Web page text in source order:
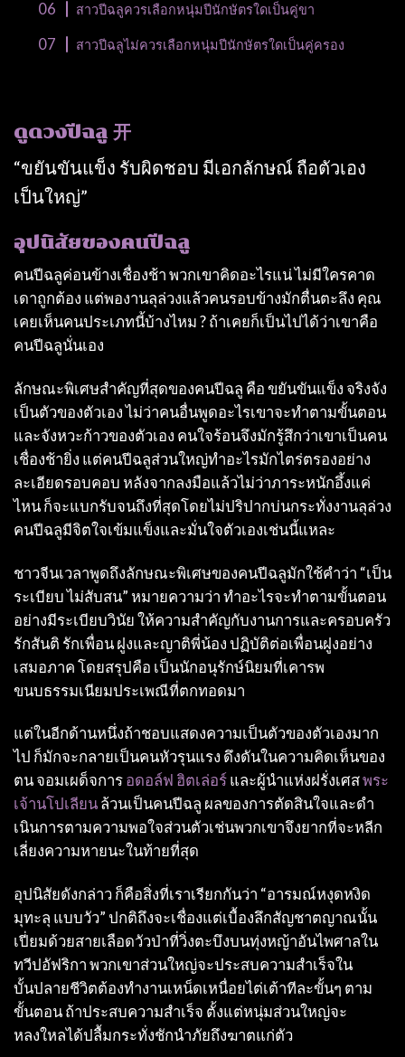
สาวปีฉลูควรเลือกหนุ่มปีนักษัตรใดเป็นคู่ขา
สาวปีฉลูไม่ควรเลือกหนุ่มปีนักษัตรใดเป็นคู่ครอง
ดูดวงปีฉลู 开
“ขยันขันแข็ง รับผิดชอบ มีเอกลักษณ์ ถือตัวเอง
เป็นใหญ่”
อุปนิสัยของคนปีฉลู
คนปีฉลูค่อนข้างเชื่องช้า พวกเขาคิดอะไรแน่ ไม่มีใครคาด
เดาถูกต้อง แต่พองานลุล่วงแล้วคนรอบข้างมักตื่นตะลึง คุณ
เคยเห็นคนประเภทนี้บ้างไหม ? ถ้าเคยก็เป็นไปได้ว่าเขาคือ
คนปีฉลูนั่นเอง
ลักษณะพิเศษสําคัญที่สุดของคนปีฉลู คือ ขยันขันแข็ง จริงจัง
เป็นตัวของตัวเอง ไม่ว่าคนอื่นพูดอะไรเขาจะทําตามขั้นตอน
และจังหวะก้าวของตัวเอง คนใจร้อนจึงมักรู้สึกว่าเขาเป็นคน
เชื่องช้ายิ่ง แต่คนปีฉลูส่วนใหญ่ทําอะไรมักไตร่ตรองอย่าง
ละเอียดรอบคอบ หลังจากลงมือแล้วไม่ว่าภาระหนักอึ้งแค่
ไหน ก็จะแบกรับจนถึงที่สุดโดยไม่ปริปากบ่นกระทั่งงานลุล่วง
คนปีฉลูมีจิตใจเข้มแข็งและมั่นใจตัวเองเช่นนี้แหละ
ชาวจีนเวลาพูดถึงลักษณะพิเศษของคนปีฉลูมักใช้คําว่า “เป็น
ระเบียบ ไม่สับสน” หมายความว่า ทําอะไรจะทําตามขั้นตอน
อย่างมีระเบียบวินัย ให้ความสําคัญกับงานการและครอบครัว
รักสันติ รักเพื่อน ฝูงและญาติพี่น้อง ปฏิบัติต่อเพื่อนฝูงอย่าง
เสมอภาค โดยสรุปคือ เป็นนักอนุรักษ์นิยมที่เคารพ
ขนบธรรมเนียมประเพณีที่ตกทอดมา
แต่ในอีกด้านหนึ่งถ้าชอบแสดงความเป็นตัวของตัวเองมาก
ไป ก็มักจะกลายเป็นคนหัวรุนแรง ดึงดันในความคิดเห็นของ
ตน จอมเผด็จการอดอล์ฟ ฮิตเล่อร์และผู้นำแห่งฝรั่งเศสพระ
เจ้านโปเลียนล้วนเป็นคนปีฉลู ผลของการตัดสินใจและดํา
เนินการตามความพอใจส่วนตัวเช่นพวกเขาจึงยากที่จะหลีก
เลี่ยงความหายนะในท้ายที่สุด
อุปนิสัยดังกล่าว ก็คือสิ่งที่เราเรียกกันว่า “อารมณ์หงุดหงิด
มุทะลุ แบบวัว” ปกติถึงจะเชื่องแต่เบื้องลึกสัญชาตญาณนั้น
เปี่ยมด้วยสายเลือดวัวป่าที่วิ่งตะบึงบนทุ่งหญ้าอันไพศาลใน
ทวีปอัฟริกา พวกเขาส่วนใหญ่จะประสบความสําเร็จใน
บั้นปลายชีวิตต้องทํางานเหน็ดเหนื่อยไต่เต้าทีละขั้นๆ ตาม
ขั้นตอน ถ้าประสบความสําเร็จ ตั้งแต่หนุ่มส่วนใหญ่จะ
หลงใหลได้ปลื้มกระทั่งชักนําภัยถึงฆาตแก่ตัว